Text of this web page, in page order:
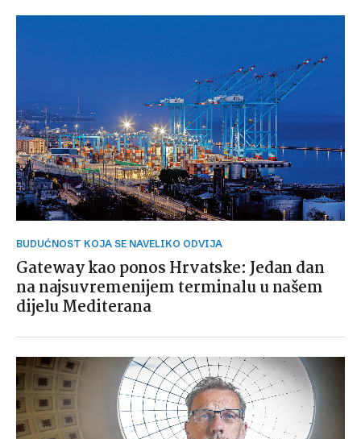
BUDUĆNOST KOJA SE NAVELIKO ODVIJA
Gateway kao ponos Hrvatske: Jedan dan
na najsuvremenijem terminalu u našem
dijelu Mediterana